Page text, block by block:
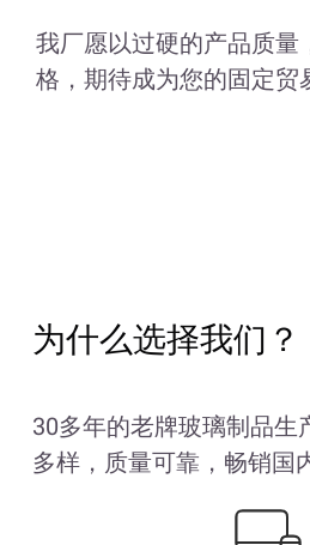
我厂愿以过硬的产品质量
格，期待成为您的固定贸
为什么选择我们？
30多年的老牌玻璃制品生
多样，质量可靠，畅销国